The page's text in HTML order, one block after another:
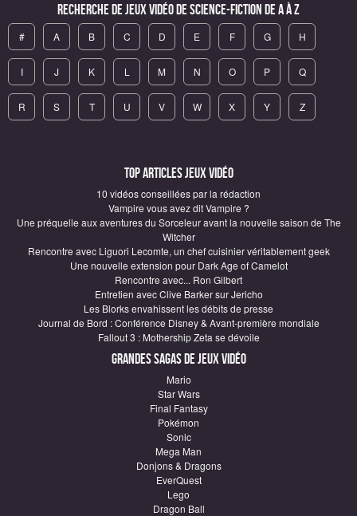
Recherche de Jeux vidéo de science-fiction de A à Z
# A B C D E F G H
I J K L M N O P Q
R S T U V W X Y Z
Top articles Jeux vidéo
10 vidéos conseillées par la rédaction
Vampire vous avez dit Vampire ?
Une préquelle aux aventures du Sorceleur avant la nouvelle saison de The
Witcher
Rencontre avec Liguori Lecomte, un chef cuisinier véritablement geek
Une nouvelle extension pour Dark Age of Camelot
Rencontre avec... Ron Gilbert
Entretien avec Clive Barker sur Jericho
Les Blorks envahissent les débits de presse
Journal de Bord : Conférence Disney & Avant-première mondiale
Fallout 3 : Mothership Zeta se dévoile
Grandes sagas de Jeux vidéo
Mario
Star Wars
Final Fantasy
Pokémon
Sonic
Mega Man
Donjons & Dragons
EverQuest
Lego
Dragon Ball